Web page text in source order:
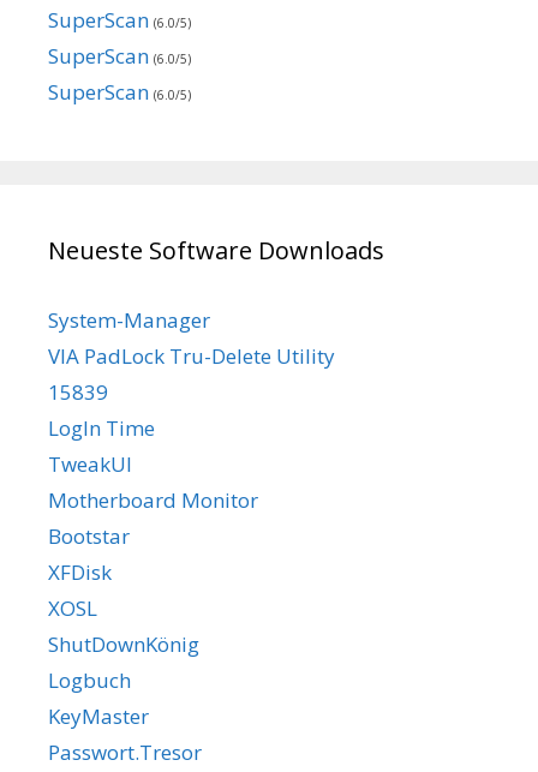
SuperScan (6.0/5)
SuperScan (6.0/5)
SuperScan (6.0/5)
Neueste Software Downloads
System-Manager
VIA PadLock Tru-Delete Utility
15839
LogIn Time
TweakUI
Motherboard Monitor
Bootstar
XFDisk
XOSL
ShutDownKönig
Logbuch
KeyMaster
Passwort.Tresor